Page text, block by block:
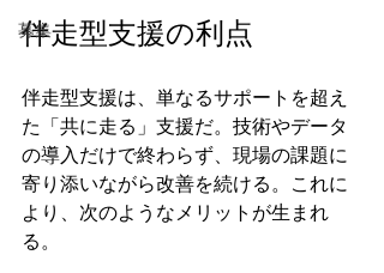
募集
伴走型支援の利点
伴走型支援は、単なるサポートを超え
た「共に走る」支援だ。技術やデータ
の導入だけで終わらず、現場の課題に
寄り添いながら改善を続ける。これに
より、次のようなメリットが生まれ
る。